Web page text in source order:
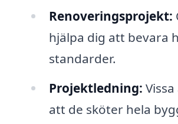
Renoveringsprojekt:
hjälpa dig att bevara
standarder.
Projektledning:
att de sköter hela